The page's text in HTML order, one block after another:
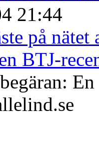
21:44
på nätet
BTJ-